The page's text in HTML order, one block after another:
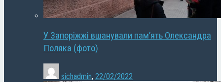
У Запоріжжі вшанували пам’ять Олександра
Поляка (фото)
sichadmin, 22/02/2022